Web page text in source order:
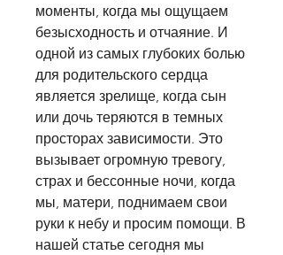
моменты, когда мы ощущаем
безысходность и отчаяние. И
одной из самых глубоких болью
для родительского сердца
является зрелище, когда сын
или дочь теряются в темных
просторах зависимости. Это
вызывает огромную тревогу,
страх и бессонные ночи, когда
мы, матери, поднимаем свои
руки к небу и просим помощи. В
нашей статье сегодня мы